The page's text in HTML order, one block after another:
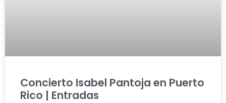
Concierto Isabel Pantoja en Puerto
Rico | Entradas